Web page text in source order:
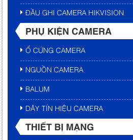
ĐẦU GHI CAMERA HIKVISION
PHỤ KIỆN CAMERA
Ổ CỨNG CAMERA
NGUỒN CAMERA
BALUM
DÂY TÍN HIỆU CAMERA
THIẾT BỊ MẠNG